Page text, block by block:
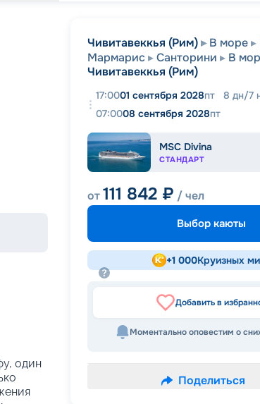
один
Чивитавеккья (Рим) В море
Мармарис
Санторини В
Чивитавеккья (Рим)
17:0001 сентября 2028пт 8 дн/7
07:0008 сентября 2028пт
MSC Divina
СТАНДАРТ
от111 842 ₽ / чел
Выбор каюты
+1 000Круизных
Добавить в
Моментально оповестим о
Поделиться